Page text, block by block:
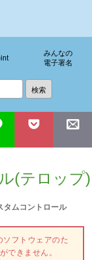
みんなの
電子署名
(テロップ)
ムコントロール
フトウェアのた
できません。